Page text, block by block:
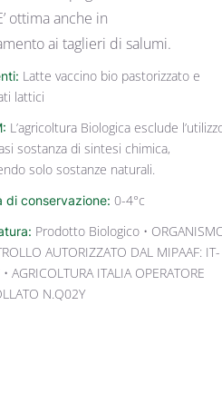
ottima anche in
ai taglieri di salumi.
Latte vaccino bio pastorizzato e
lattici
L’agricoltura Biologica esclude
sostanza di sintesi chimica,
solo sostanze naturali.
di conservazione: 0-4°c
Prodotto Biologico •
AUTORIZZATO DAL MIPAAF: IT-
AGRICOLTURA ITALIA OPERATORE
N.Q02Y